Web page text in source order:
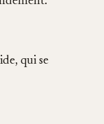
qui se